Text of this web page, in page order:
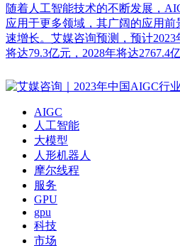
随着人工智能技术的不断发展，
应用于更多领域，其广阔的应用
速增长。艾媒咨询预测，预计
将达79.3亿元，2028年将达2767.4亿
AIGC
人工智能
大模型
人形机器人
摩尔线程
服务
GPU
gpu
科技
市场